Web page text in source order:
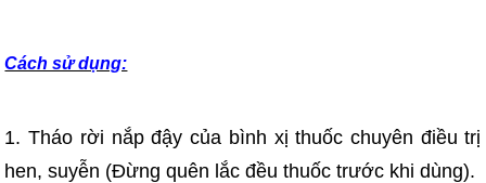
Cách sử dụng:
1. Tháo rời nắp đậy của bình xị thuốc chuyên điều trị
hen, suyễn (Đừng quên lắc đều thuốc trước khi dùng).